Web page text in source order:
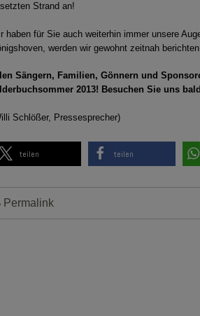
Strand an!
haben für Sie auch weiterhin immer unsere
werden wir gewohnt zeitnah berichten.
Sängern, Familien, Gönnern und
2013! Besuchen Sie uns
Schlößer, Pressesprecher)
teilen teilen
Permalink